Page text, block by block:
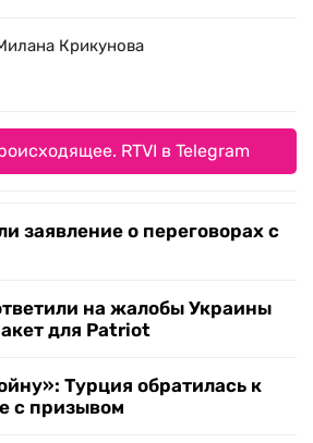
Крикунова
RTVI в Telegram
заявление о переговорах с
на жалобы Украины
для Patriot
Турция обратилась к
с призывом